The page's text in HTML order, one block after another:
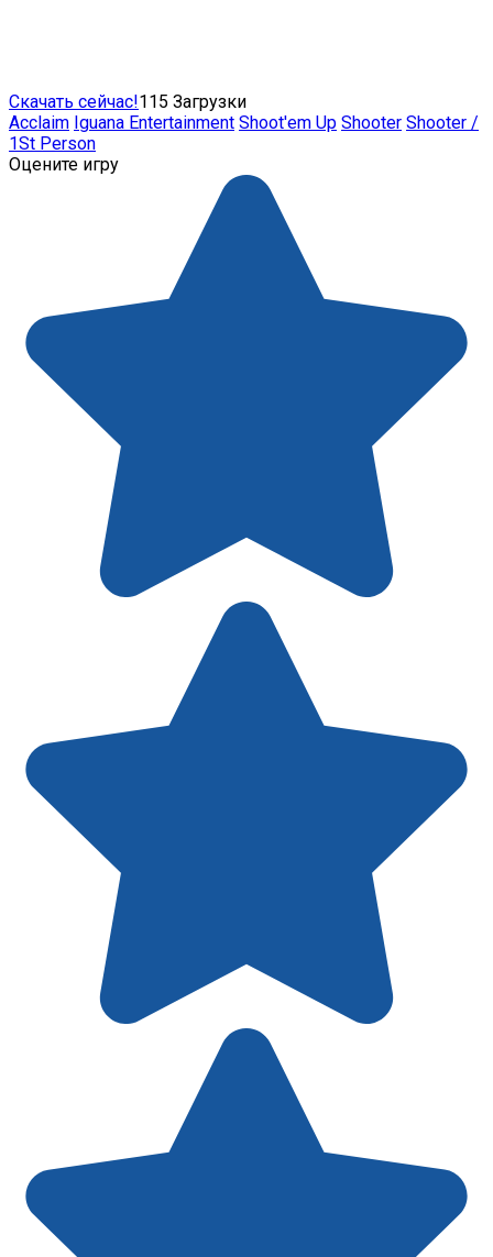
Скачать сейчас!115 Загрузки
Acclaim Iguana Entertainment Shoot'em Up Shooter Shooter /
1St Person
Оцените игру